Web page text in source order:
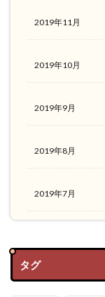
2019年11月
2019年10月
2019年9月
2019年8月
2019年7月
タグ